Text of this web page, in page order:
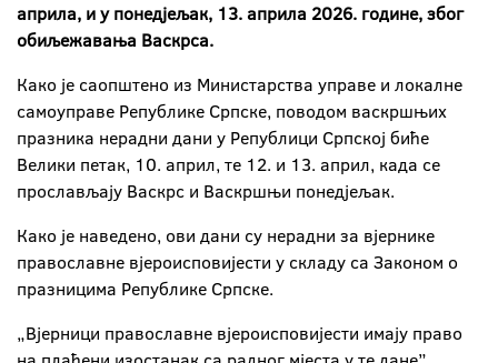
априла, и у понедјељак, 13. априла 2026. године, због
обиљежавања Васкрса.
Како је саопштено из Министарства управе и локалне
самоуправе Републике Српске, поводом васкршњих
празника нерадни дани у Републици Српској биће
Велики петак, 10. април, те 12. и 13. април, када се
прослављају Васкрс и Васкршњи понедјељак.
Како је наведено, ови дани су нерадни за вјернике
православне вјероисповијести у складу са Законом о
празницима Републике Српске.
„Вјерници православне вјероисповијести имају право